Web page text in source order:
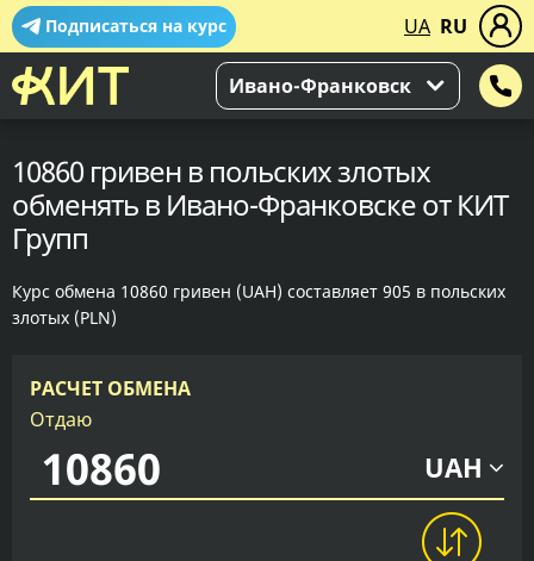
Подписаться на курс UA RU
Ивано-Франковск
10860 гривен в польских злотых
обменять в Ивано-Франковске от КИТ
Групп
Курс обмена 10860 гривен (UAH) составляет 905 в польских
злотых (PLN)
РАСЧЕТ ОБМЕНА
Отдаю
UAH